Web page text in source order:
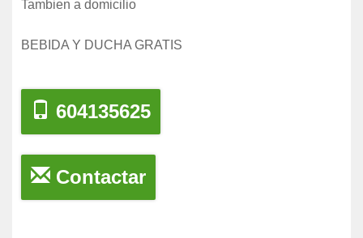
Tambien a domicilio
BEBIDA Y DUCHA GRATIS
604135625
Contactar